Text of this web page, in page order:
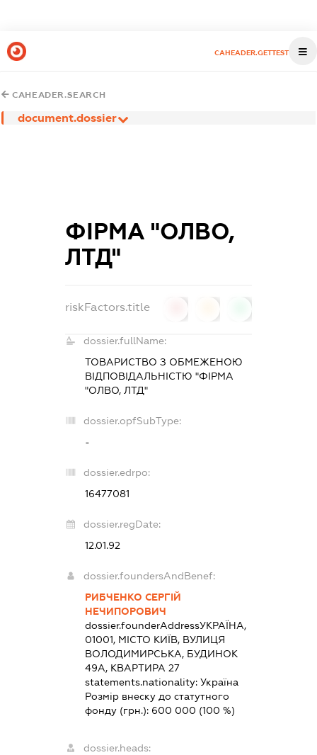
CAHEADER.GETTEST
CAHEADER.SEARCH
document.dossier
ФІРМА "ОЛВО,
ЛТД"
riskFactors.title
dossier.fullName:
ТОВАРИСТВО З ОБМЕЖЕНОЮ
ВІДПОВІДАЛЬНІСТЮ "ФІРМА
"ОЛВО, ЛТД"
dossier.opfSubType:
-
dossier.edrpo:
16477081
dossier.regDate:
12.01.92
dossier.foundersAndBenef:
РИБЧЕНКО СЕРГІЙ
НЕЧИПОРОВИЧ
dossier.founderAddressУКРАЇНА,
01001, МІСТО КИЇВ, ВУЛИЦЯ
ВОЛОДИМИРСЬКА, БУДИНОК
49А, КВАРТИРА 27
statements.nationality: Україна
Розмір внеску до статутного
фонду (грн.): 600 000 (100 %)
dossier.heads: